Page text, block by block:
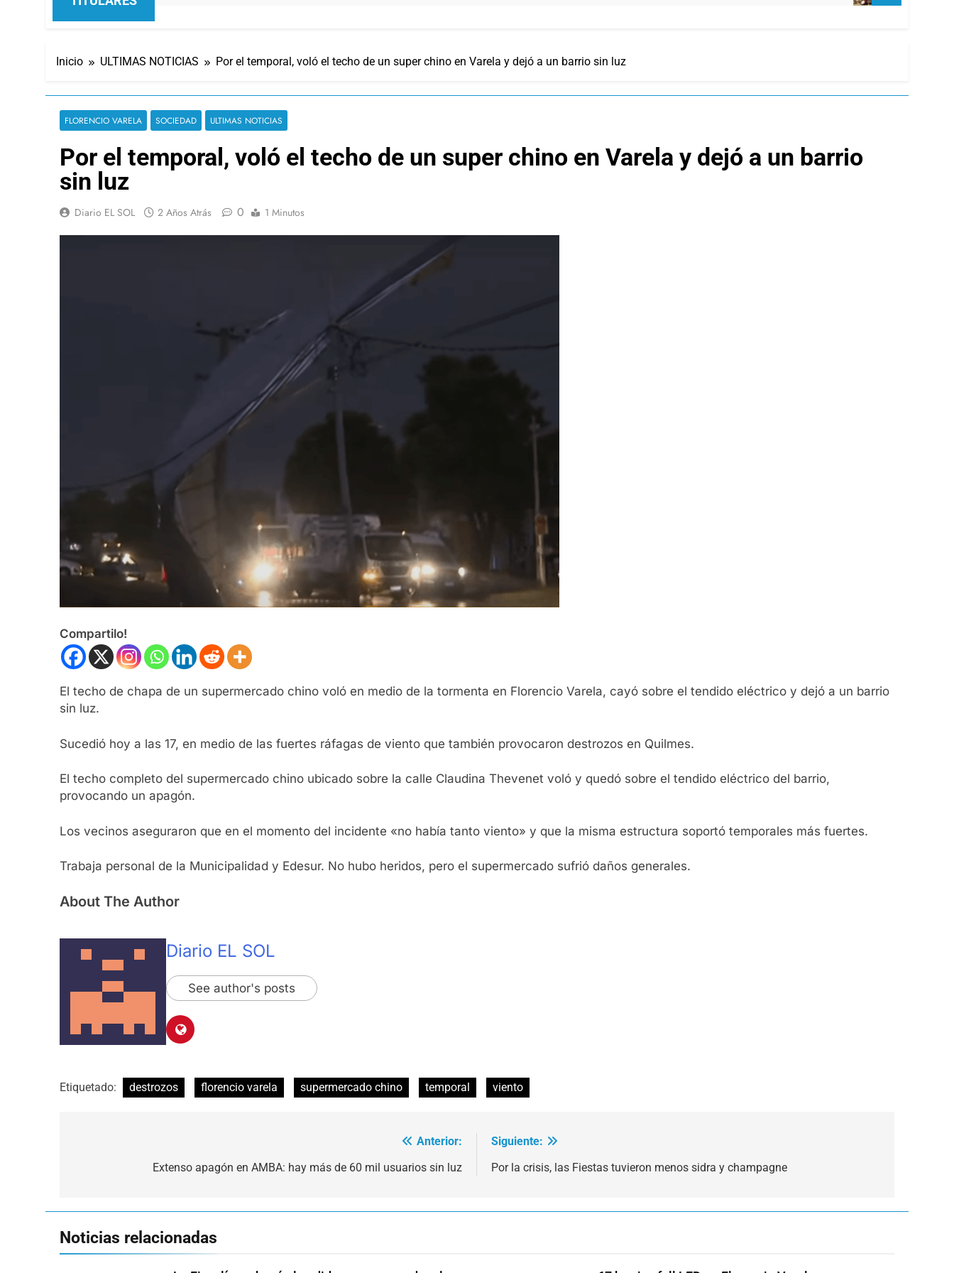
Inicio ULTIMAS NOTICIAS Por el temporal, voló el techo de un super chino en Varela y dejó a un barrio sin luz
FLORENCIO VARELA SOCIEDAD ULTIMAS NOTICIAS
Por el temporal, voló el techo de un super chino en Varela y dejó a un barrio
sin luz
Diario EL SOL 2 Años Atrás 0 1 Minutos
Compartilo!
El techo de chapa de un supermercado chino voló en medio de la tormenta en Florencio Varela, cayó sobre el tendido eléctrico y dejó a un barrio
sin luz.
Sucedió hoy a las 17, en medio de las fuertes ráfagas de viento que también provocaron destrozos en Quilmes.
El techo completo del supermercado chino ubicado sobre la calle Claudina Thevenet voló y quedó sobre el tendido eléctrico del barrio,
provocando un apagón.
Los vecinos aseguraron que en el momento del incidente «no había tanto viento» y que la misma estructura soportó temporales más fuertes.
Trabaja personal de la Municipalidad y Edesur. No hubo heridos, pero el supermercado sufrió daños generales.
About The Author
Diario EL SOL
See author's posts
Etiquetado: destrozos florencio varela supermercado chino temporal viento
Anterior:
Extenso apagón en AMBA: hay más de 60 mil usuarios sin luz
Siguiente:
Por la crisis, las Fiestas tuvieron menos sidra y champagne
Noticias relacionadas